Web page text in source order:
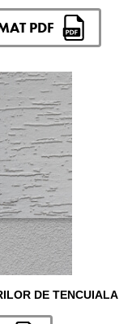
PDF
DE TENCUIALA